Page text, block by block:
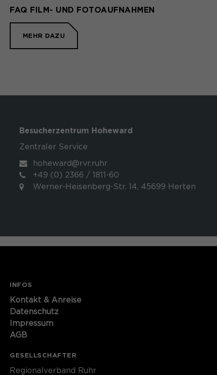
FAQ FILM- UND FOTOAUFNAHMEN
MEHR DAZU
Besucherzentrum Hoheward
Zentraler Service
hoheward@rvr.ruhr
+49 (0) 2366 / 1811-60
Werner-Heisenberg-Str. 14, 45699 Herten
INFOS
Kontakt​​​​​ & Anreise
Datenschutz
Impressum
AGB
GESELLSCHAFTER
Regionalverband Ruhr